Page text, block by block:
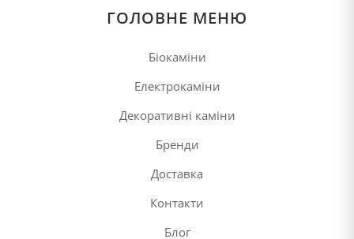
ГОЛОВНЕ МЕНЮ
Біокаміни
Електрокаміни
Декоративні каміни
Бренди
Доставка
Контакти
Блог